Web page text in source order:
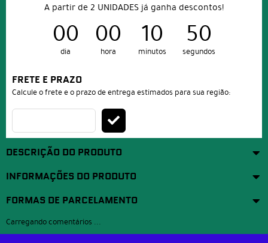
A partir de 2 UNIDADES já ganha descontos!
00
dia
00
hora
10
minutos
49
segundos
FRETE E PRAZO
Calcule o frete e o prazo de entrega estimados para sua região:
DESCRIÇÃO DO PRODUTO
INFORMAÇÕES DO PRODUTO
FORMAS DE PARCELAMENTO
Carregando comentários ...